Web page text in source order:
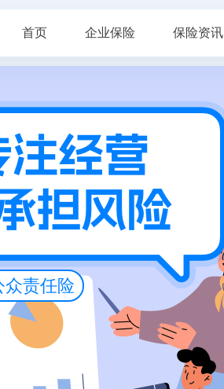
首页 企业保险 保险资讯
众责任险